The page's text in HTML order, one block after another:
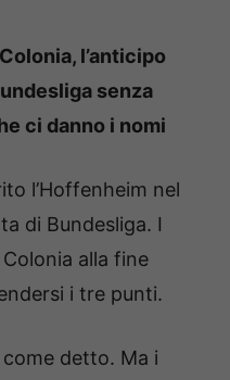
l’anticipo
senza
ci danno i nomi
l’Hoffenheim nel
di Bundesliga. I
alla fine
i tre punti.
detto. Ma i